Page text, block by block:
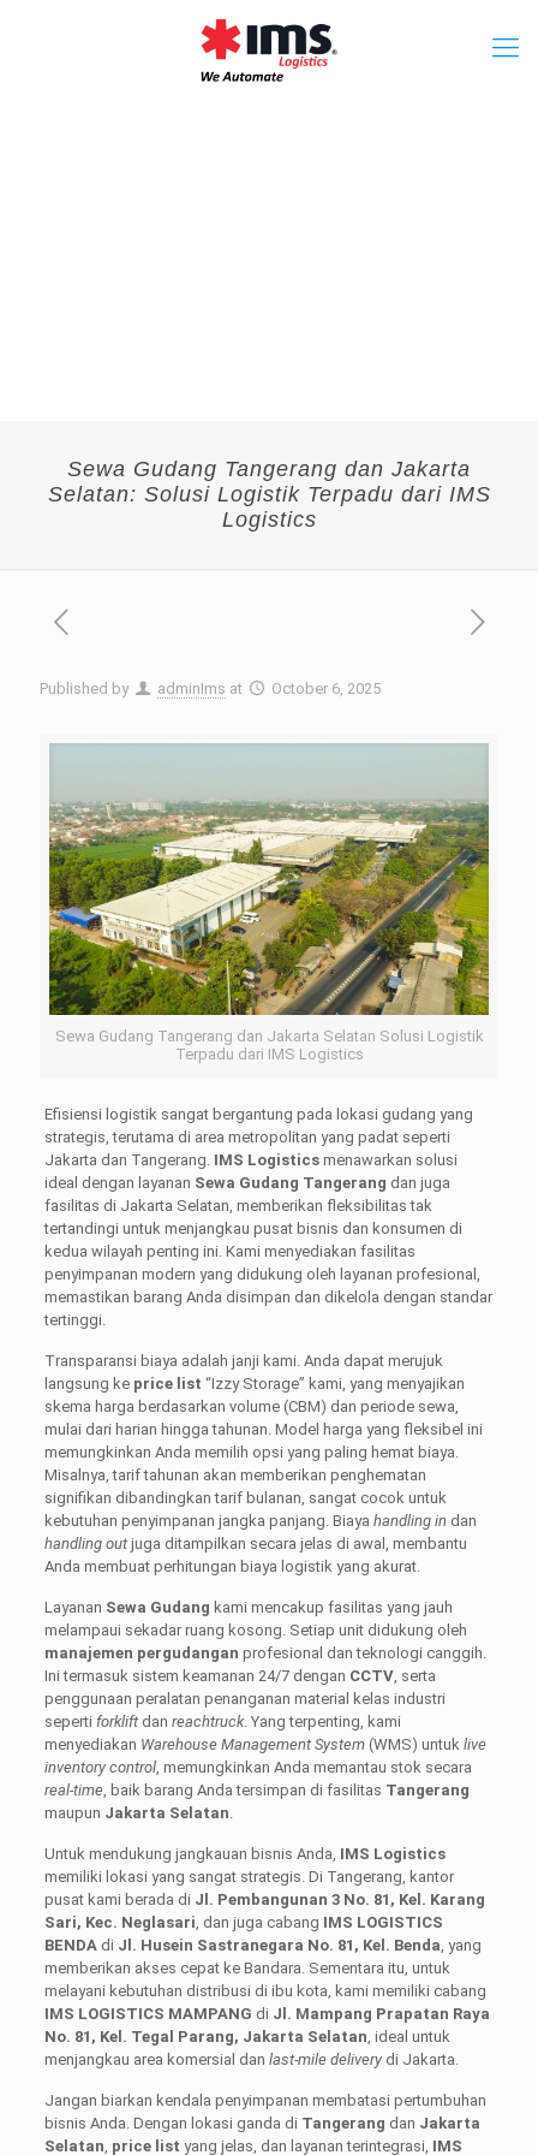
Sewa Gudang Tangerang dan Jakarta
Selatan: Solusi Logistik Terpadu dari IMS
Logistics
Published by adminIms at October 6, 2025
Sewa Gudang Tangerang dan Jakarta Selatan Solusi Logistik
Terpadu dari IMS Logistics
Efisiensi logistik sangat bergantung pada lokasi gudang yang
strategis, terutama di area metropolitan yang padat seperti
Jakarta dan Tangerang. IMS Logisticsmenawarkan solusi
ideal dengan layanan Sewa Gudang Tangerang dan juga
fasilitas di Jakarta Selatan, memberikan fleksibilitas tak
tertandingi untuk menjangkau pusat bisnis dan konsumen di
kedua wilayah penting ini. Kami menyediakan fasilitas
penyimpanan modern yang didukung oleh layanan profesional,
memastikan barang Anda disimpan dan dikelola dengan standar
tertinggi.
Transparansi biaya adalah janji kami. Anda dapat merujuk
langsung ke price list “Izzy Storage” kami, yang menyajikan
skema harga berdasarkan volume (CBM) dan periode sewa,
mulai dari harian hingga tahunan. Model harga yang fleksibel ini
memungkinkan Anda memilih opsi yang paling hemat biaya.
Misalnya, tarif tahunan akan memberikan penghematan
signifikan dibandingkan tarif bulanan, sangat cocok untuk
kebutuhan penyimpanan jangka panjang. Biaya handling indan
handling outjuga ditampilkan secara jelas di awal, membantu
Anda membuat perhitungan biaya logistik yang akurat.
Layanan Sewa Gudang kami mencakup fasilitas yang jauh
melampaui sekadar ruang kosong. Setiap unit didukung oleh
manajemen pergudangan profesional dan teknologi canggih.
Ini termasuk sistem keamanan 24/7 dengan CCTV, serta
penggunaan peralatan penanganan material kelas industri
seperti forkliftdan reachtruck. Yang terpenting, kami
menyediakan Warehouse Management System(WMS) untuk live
inventory control, memungkinkan Anda memantau stok secara
real-time, baik barang Anda tersimpan di fasilitas Tangerang
maupun Jakarta Selatan.
Untuk mendukung jangkauan bisnis Anda, IMS Logistics
memiliki lokasi yang sangat strategis. Di Tangerang, kantor
pusat kami berada di Jl. Pembangunan 3 No. 81, Kel. Karang
Sari, Kec. Neglasari, dan juga cabang IMS LOGISTICS
BENDAdi Jl. Husein Sastranegara No. 81, Kel. Benda, yang
memberikan akses cepat ke Bandara. Sementara itu, untuk
melayani kebutuhan distribusi di ibu kota, kami memiliki cabang
IMS LOGISTICS MAMPANG di Jl. Mampang Prapatan Raya
No. 81, Kel. Tegal Parang, Jakarta Selatan, ideal untuk
menjangkau area komersial dan last-mile deliverydi Jakarta.
Jangan biarkan kendala penyimpanan membatasi pertumbuhan
bisnis Anda. Dengan lokasi ganda di Tangerang dan Jakarta
Selatan, price list yang jelas, dan layanan terintegrasi, IMS